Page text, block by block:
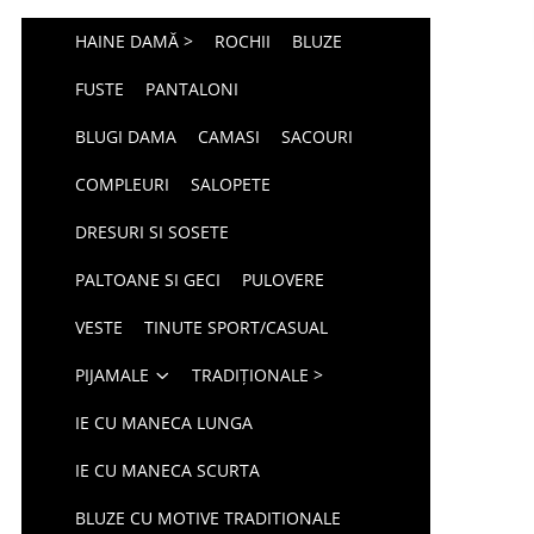
HAINE DAMĂ > ROCHII BLUZE
FUSTE PANTALONI
BLUGI DAMA CAMASI SACOURI
COMPLEURI SALOPETE
DRESURI SI SOSETE
PALTOANE SI GECI PULOVERE
VESTE TINUTE SPORT/CASUAL
PIJAMALE TRADIȚIONALE >
IE CU MANECA LUNGA
IE CU MANECA SCURTA
BLUZE CU MOTIVE TRADITIONALE